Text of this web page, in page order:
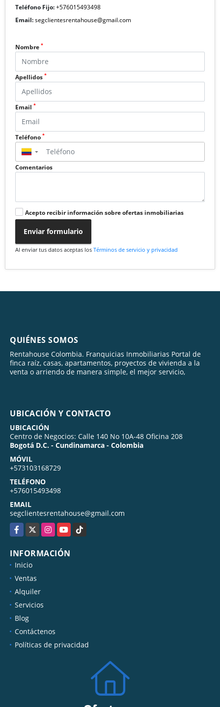
Teléfono Fijo:+576015493498
Email:segclientesrentahouse@gmail.com
Nombre *
Apellidos *
Email *
Teléfono *
▼
Comentarios
Acepto recibir información sobre ofertas inmobiliarias
Enviar formulario
Al enviar tus datos aceptas los Términos de servicio y privacidad
QUIÉNES SOMOS
Rentahouse Colombia. Franquicias Inmobiliarias Portal de
finca raíz, casas, apartamentos, proyectos de vivienda a la
venta o arriendo de manera simple, el mejor servicio,
UBICACIÓN Y CONTACTO
UBICACIÓN
Centro de Negocios: Calle 140 No 10A-48 Oficina 208
Bogotá D.C. - Cundinamarca - Colombia
MÓVIL
+573103168729
TELÉFONO
+576015493498
EMAIL
segclientesrentahouse@gmail.com
Facebook
X InstagramYouTubeTikTok
INFORMACIÓN
Inicio
Ventas
Alquiler
Servicios
Blog
Contáctenos
Políticas de privacidad